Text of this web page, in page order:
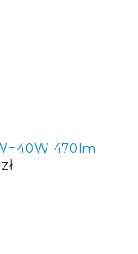
470lm